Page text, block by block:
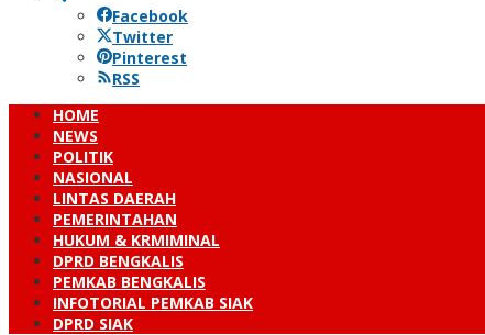
Facebook
Twitter
Pinterest
RSS
HOME
NEWS
POLITIK
NASIONAL
LINTAS DAERAH
PEMERINTAHAN
HUKUM & KRMIMINAL
DPRD BENGKALIS
PEMKAB BENGKALIS
INFOTORIAL PEMKAB SIAK
DPRD SIAK